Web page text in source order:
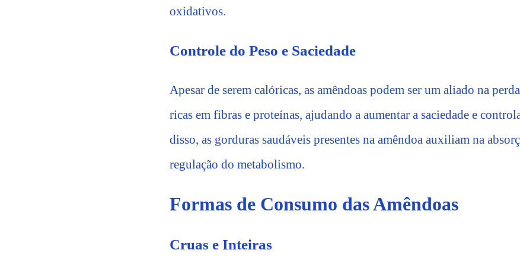
oxidativos.
Controle do Peso e Saciedade
Apesar de serem calóricas, as amêndoas podem ser um aliado na
ricas em fibras e proteínas, ajudando a aumentar a saciedade e
disso, as gorduras saudáveis presentes na amêndoa auxiliam na
regulação do metabolismo.
Formas de Consumo das Amêndoas
Cruas e Inteiras